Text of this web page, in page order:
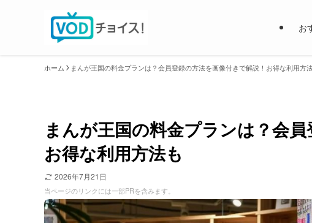
お
ホーム まんが王国の料金プランは？会員登録の方法を画像付きで解説！お得な利用方
まんが王国の料金プランは？会
お得な利用方法も
2026年7月21日
当ページのリンクには一部PRを含みます。